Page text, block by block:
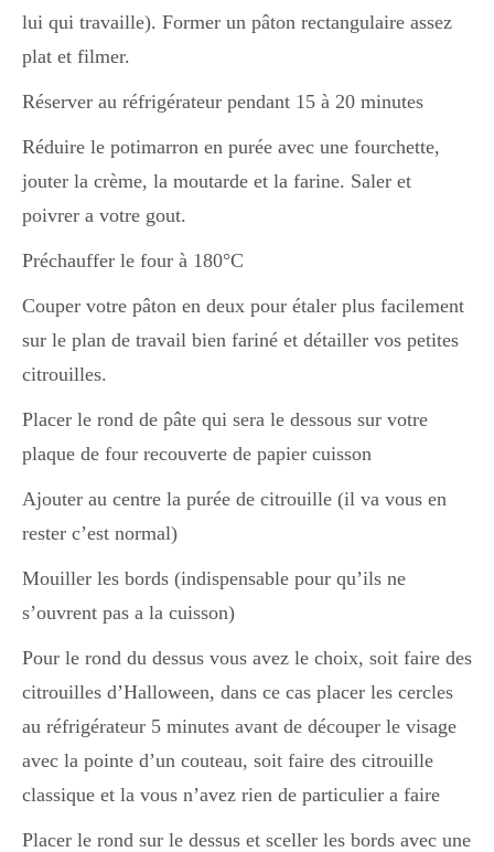
lui qui travaille). Former un pâton rectangulaire assez
plat et filmer.
Réserver au réfrigérateur pendant 15 à 20 minutes
Réduire le potimarron en purée avec une fourchette,
jouter la crème, la moutarde et la farine. Saler et
poivrer a votre gout.
Préchauffer le four à 180°C
Couper votre pâton en deux pour étaler plus facilement
sur le plan de travail bien fariné et détailler vos petites
citrouilles.
Placer le rond de pâte qui sera le dessous sur votre
plaque de four recouverte de papier cuisson
Ajouter au centre la purée de citrouille (il va vous en
rester c’est normal)
Mouiller les bords (indispensable pour qu’ils ne
s’ouvrent pas a la cuisson)
Pour le rond du dessus vous avez le choix, soit faire des
citrouilles d’Halloween, dans ce cas placer les cercles
au réfrigérateur 5 minutes avant de découper le visage
avec la pointe d’un couteau, soit faire des citrouille
classique et la vous n’avez rien de particulier a faire
Placer le rond sur le dessus et sceller les bords avec une